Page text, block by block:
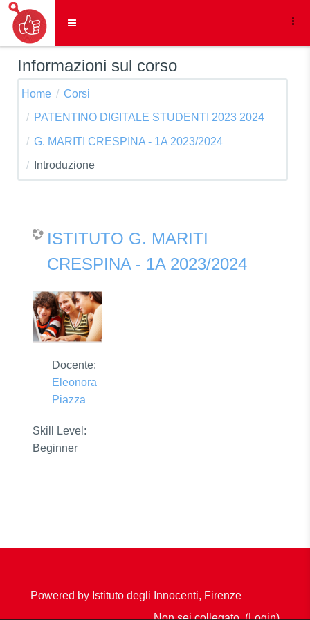
Pannello laterale
Vai al contenuto principale
Informazioni sul corso
Home Corsi
PATENTINO DIGITALE STUDENTI 2023 2024
G. MARITI CRESPINA - 1A 2023/2024
Introduzione
ISTITUTO G. MARITI
CRESPINA - 1A 2023/2024
Docente:
Eleonora
Piazza
Skill Level :
Beginner
Powered by Istituto degli Innocenti, Firenze